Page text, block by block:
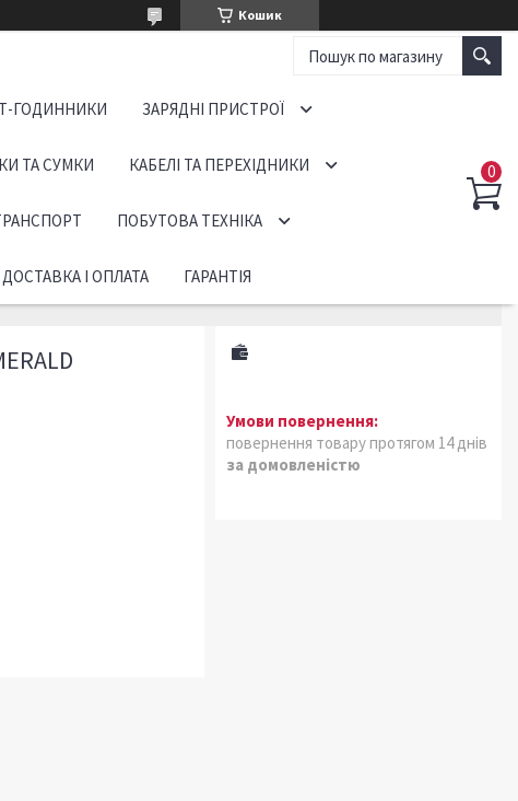
Кошик
ГОДИННИКИ ЗАРЯДНІ ПРИСТРОЇ
ТА СУМКИ КАБЕЛІ ТА ПЕРЕХІДНИКИ
ПОБУТОВА ТЕХНІКА
ДОСТАВКА І ОПЛАТА ГАРАНТІЯ
повернення товару протягом 14 днів
за домовленістю